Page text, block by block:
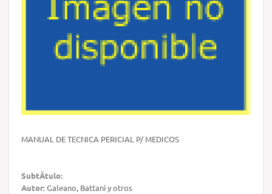
MANUAL DE TECNICA PERICIAL P/ MEDICOS
SubtÃ­tulo:
Autor:Galeano, Battani y otros